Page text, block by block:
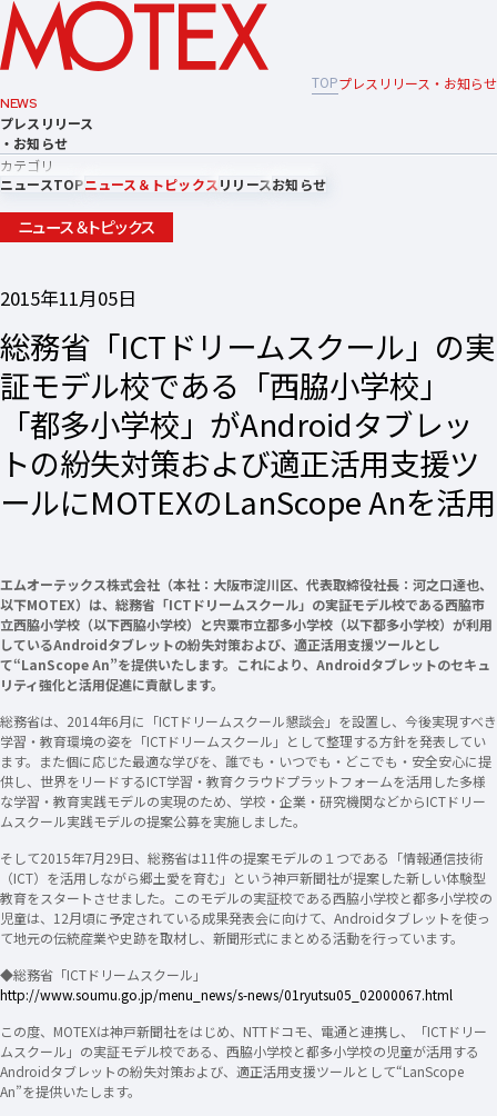
TOPプレスリリース・お知らせ
NEWS
プレスリリース
・お知らせ
カテゴリ
ニュースTOPニュース＆トピックスリリースお知らせ
ニュース＆トピックス
2015年11月05日
総務省「ICTドリームスクール」の実
証モデル校である「西脇小学校」
「都多小学校」がAndroidタブレッ
トの紛失対策および適正活用支援ツ
ールにMOTEXのLanScope Anを活用
エムオーテックス株式会社（本社：大阪市淀川区、代表取締役社長：河之口達也、
以下MOTEX）は、総務省「ICTドリームスクール」の実証モデル校である西脇市
立西脇小学校（以下西脇小学校）と宍粟市立都多小学校（以下都多小学校）が利用
しているAndroidタブレットの紛失対策および、適正活用支援ツールとし
て“LanScope An”を提供いたします。これにより、Androidタブレットのセキュ
リティ強化と活用促進に貢献します。
総務省は、2014年6月に「ICTドリームスクール懇談会」を設置し、今後実現すべき
学習・教育環境の姿を「ICTドリームスクール」として整理する方針を発表してい
ます。また個に応じた最適な学びを、誰でも・いつでも・どこでも・安全安心に提
供し、世界をリードするICT学習・教育クラウドプラットフォームを活用した多様
な学習・教育実践モデルの実現のため、学校・企業・研究機関などからICTドリー
ムスクール実践モデルの提案公募を実施しました。
そして2015年7月29日、総務省は11件の提案モデルの１つである「情報通信技術
（ICT）を活用しながら郷土愛を育む」という神戸新聞社が提案した新しい体験型
教育をスタートさせました。このモデルの実証校である西脇小学校と都多小学校の
児童は、12月頃に予定されている成果発表会に向けて、Androidタブレットを使っ
て地元の伝統産業や史跡を取材し、新聞形式にまとめる活動を行っています。
◆総務省「ICTドリームスクール」
http://www.soumu.go.jp/menu_news/s-news/01ryutsu05_02000067.html
この度、MOTEXは神戸新聞社をはじめ、NTTドコモ、電通と連携し、「ICTドリー
ムスクール」の実証モデル校である、西脇小学校と都多小学校の児童が活用する
Androidタブレットの紛失対策および、適正活用支援ツールとして“LanScope
An”を提供いたします。